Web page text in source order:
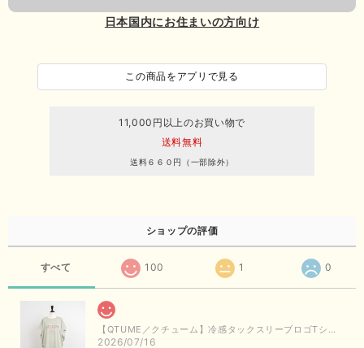
日本国内にお住まいの方向け
この商品をアプリで見る
11,000円以上のお買い物で
送料無料
送料６６０円（一部除外）
ショップの評価
すべて 100 1 0
【QTUME／クチューム】冷感タックスリーブロゴTシャツ（ライトグレー）
2026/07/16